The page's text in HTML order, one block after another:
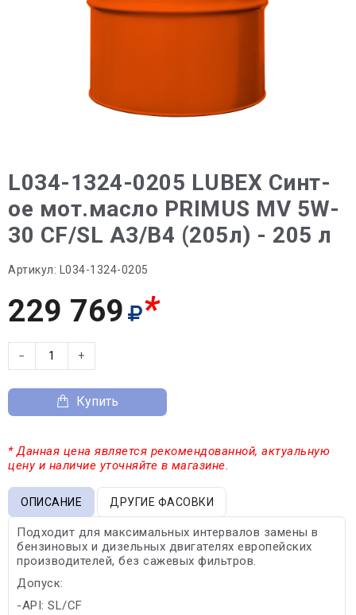
L034-1324-0205 LUBEX Синт-
ое мот.масло PRIMUS MV 5W-
30 CF/SL A3/B4 (205л) - 205 л
Артикул: L034-1324-0205
229 769 *
− +
Купить
* Данная цена является рекомендованной, актуальную
цену и наличие уточняйте в магазине.
ОПИСАНИЕ ДРУГИЕ ФАСОВКИ
Подходит для максимальных интервалов замены в
бензиновых и дизельных двигателях европейских
производителей, без сажевых фильтров.
Допуск:
-API: SL/CF